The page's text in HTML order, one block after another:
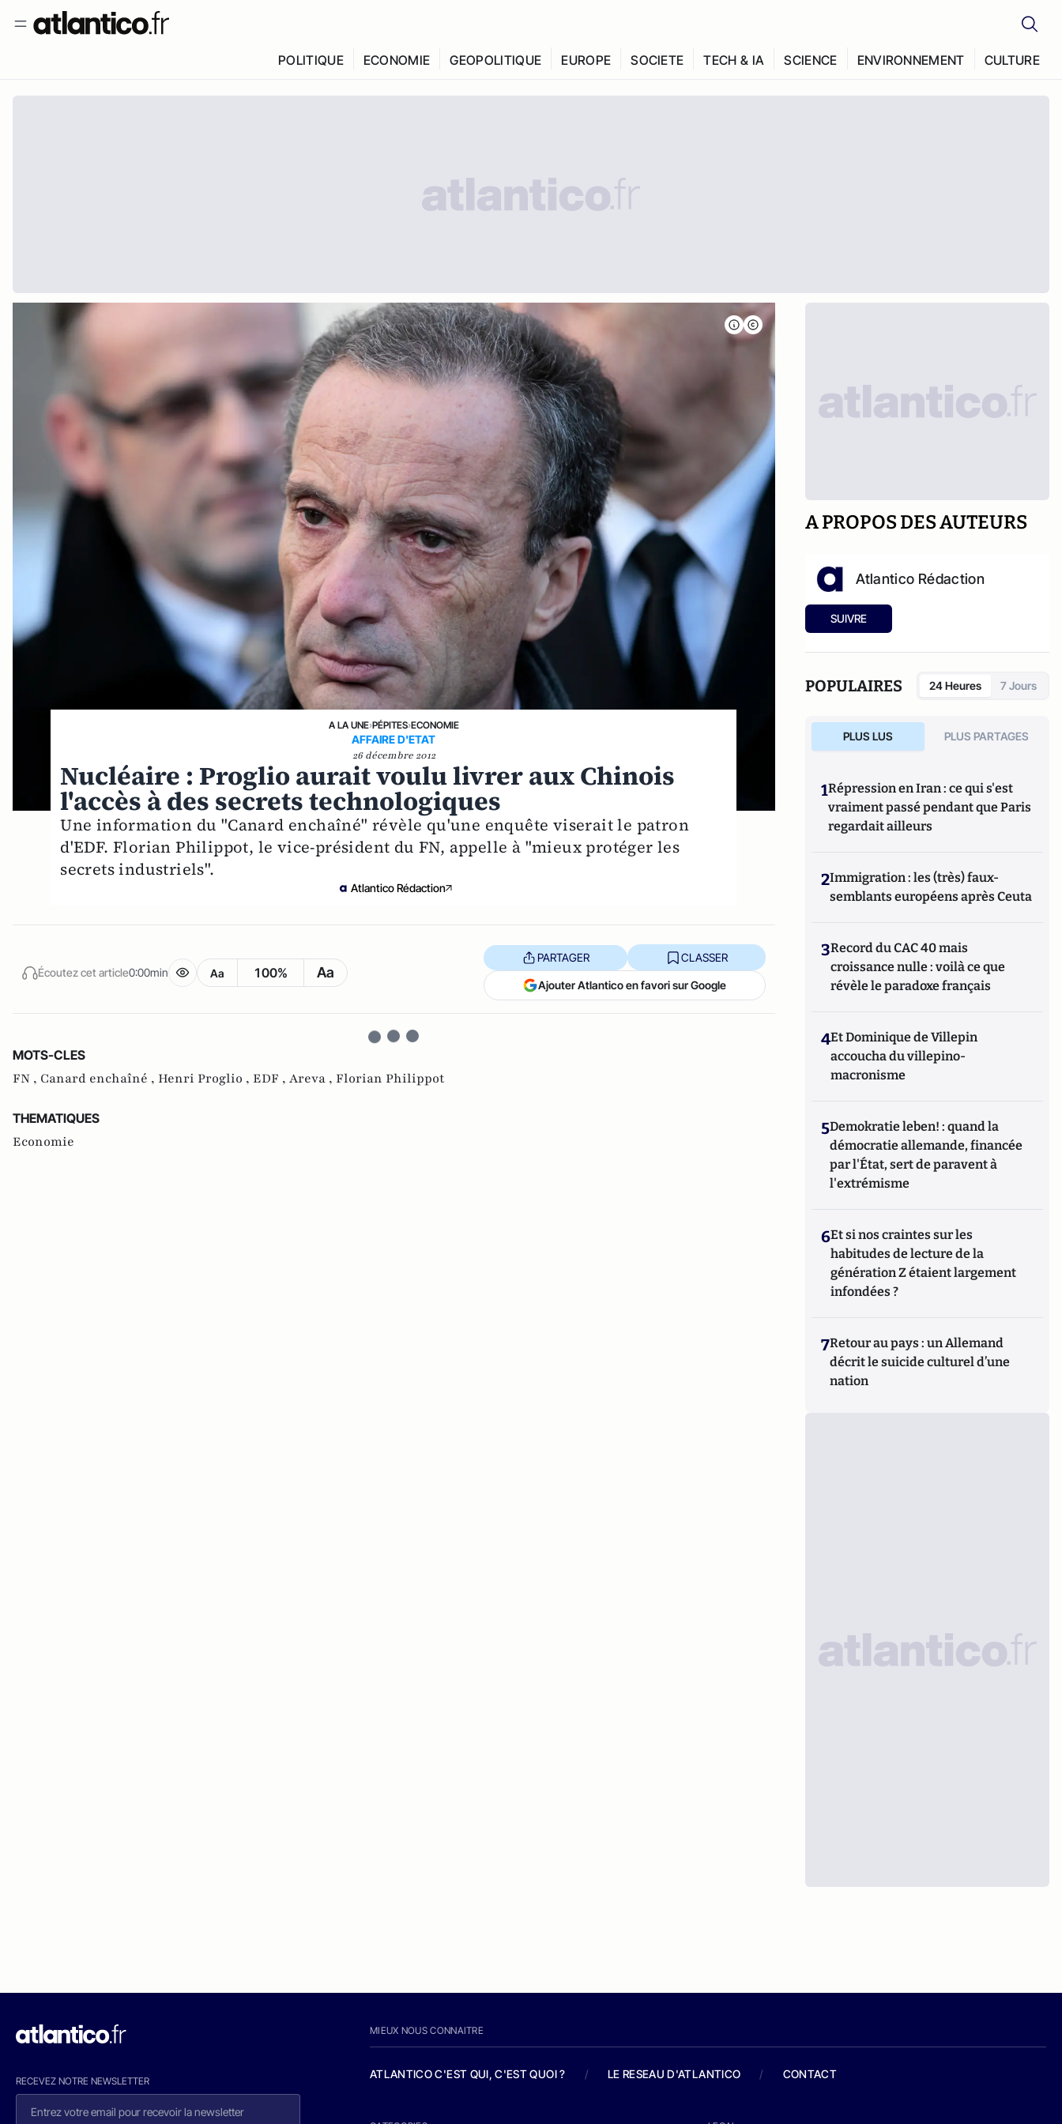
POLITIQUE ECONOMIE GEOPOLITIQUE EUROPE SOCIETE TECH & IA SCIENCE ENVIRONNEMENT CULTURE
A LA UNE›PÉPITES›ECONOMIE
AFFAIRE D'ETAT
26 décembre 2012
Nucléaire : Proglio aurait voulu livrer aux Chinois
l'accès à des secrets technologiques
Une information du "Canard enchaîné" révèle qu'une enquête viserait le patron
d'EDF. Florian Philippot, le vice-président du FN, appelle à "mieux protéger les
secrets industriels".
Atlantico Rédaction
Écoutez cet article0:00min Aa 100% Aa
PARTAGER CLASSER
Ajouter Atlantico en favori sur Google
MOTS-CLES
FN , Canard enchaîné , Henri Proglio , EDF , Areva , Florian Philippot
THEMATIQUES
Economie
A PROPOS DES AUTEURS
Atlantico Rédaction
SUIVRE
POPULAIRES 24 Heures 7 Jours
PLUS LUS PLUS PARTAGES
1Répression en Iran : ce qui s'est
vraiment passé pendant que Paris
regardait ailleurs
2Immigration : les (très) faux-
semblants européens après Ceuta
3Record du CAC 40 mais
croissance nulle : voilà ce que
révèle le paradoxe français
4Et Dominique de Villepin
accoucha du villepino-
macronisme
5Demokratie leben! : quand la
démocratie allemande, financée
par l'État, sert de paravent à
l'extrémisme
6Et si nos craintes sur les
habitudes de lecture de la
génération Z étaient largement
infondées ?
7Retour au pays : un Allemand
décrit le suicide culturel d’une
nation
RECEVEZ NOTRE NEWSLETTER
MIEUX NOUS CONNAITRE
ATLANTICO C'EST QUI, C'EST QUOI ? / LE RESEAU D'ATLANTICO / CONTACT